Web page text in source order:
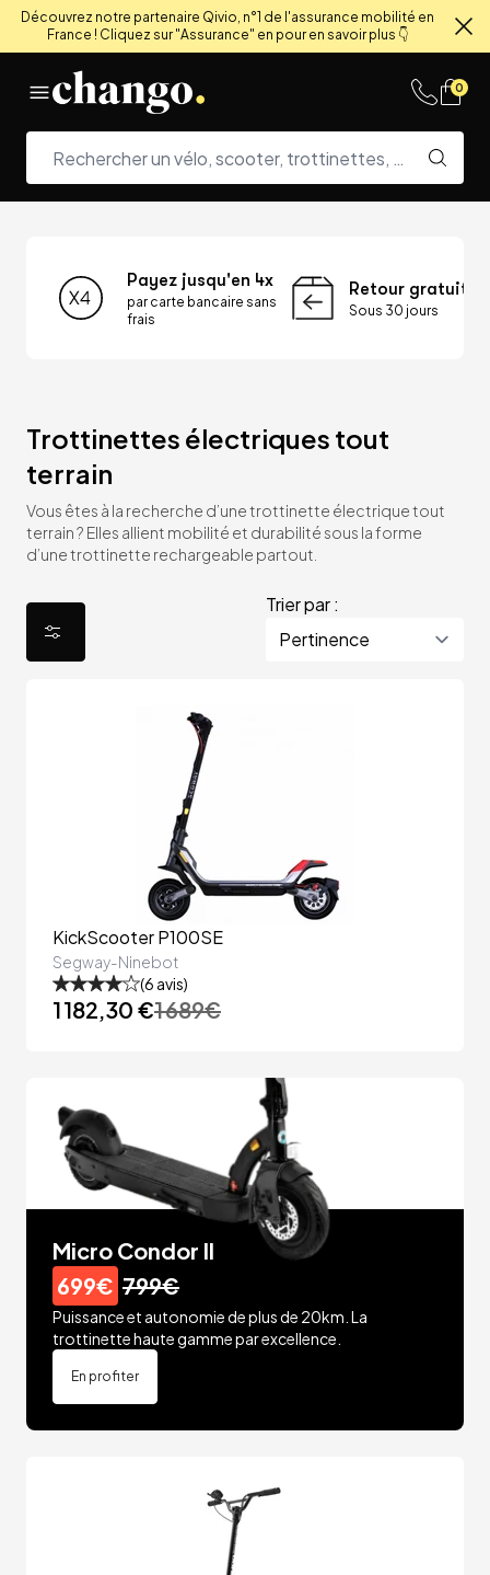
Découvrez notre partenaire Qivio, n°1 de l'assurance mobilité en
France ! Cliquez sur "Assurance" en pour en savoir plus 👇
0
Payez jusqu'en 4x
par carte bancaire sans
frais
Retour gratuit
Sous 30 jours
Trottinettes électriques tout
terrain
Vous êtes à la recherche d’une trottinette électrique tout
terrain ? Elles allient mobilité et durabilité sous la forme
d’une trottinette rechargeable partout.
Trier par :
KickScooter P100SE
Segway-Ninebot
(6 avis)
1 182,30 €1 689€
Micro Condor II
699€ 799€
Puissance et autonomie de plus de 20km. La
trottinette haute gamme par excellence.
En profiter